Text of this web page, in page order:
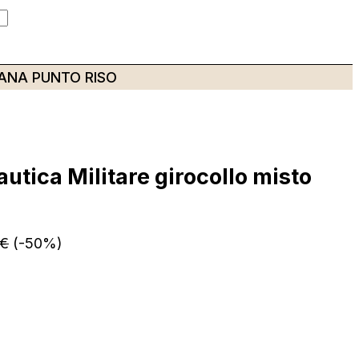
PUNTO RISO
Militare girocollo misto
€ (-50%)